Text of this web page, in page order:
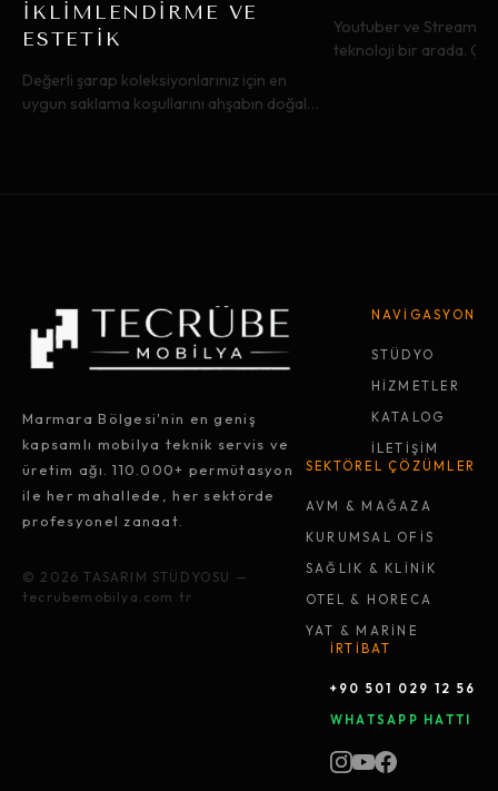
İKLIMLENDIRME VE
ESTETIK
Değerli şarap koleksiyonlarınız için en
uygun saklama koşullarını ahşabın doğal
Youtuber ve
teknoloji bir arada.
Marmara Bölgesi'nin en geniş
kapsamlı mobilya teknik servis ve
üretim ağı. 110.000+ permütasyon
ile her mahallede, her sektörde
profesyonel zanaat.
© 2026 TASARIM STÜDYOSU —
tecrubemobilya.com.tr
NAVİGASYON
STÜDYO
HİZMETLER
KATALOG
İLETİŞİM
SEKTÖREL ÇÖZÜMLER
AVM & MAĞAZA
KURUMSAL OFİS
SAĞLIK & KLİNİK
OTEL & HORECA
YAT & MARİNE
İRTİBAT
+90 501 029 12 56
WHATSAPP HATTI